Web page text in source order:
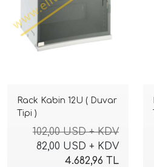
Rack Kabin 12U ( Duvar
Tipi )
102,00 USD + KDV
82,00 USD + KDV
4.682,96 TL